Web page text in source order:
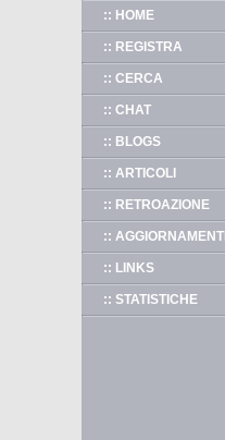
:: HOME
:: REGISTRA
:: CERCA
:: CHAT
:: BLOGS
:: ARTICOLI
:: RETROAZIONE
:: AGGIORNAMENTI
:: LINKS
:: STATISTICHE